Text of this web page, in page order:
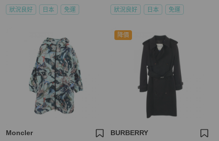
狀況良好 日本 免運 狀況良好 日本 免運
Moncler
降價
BURBERRY